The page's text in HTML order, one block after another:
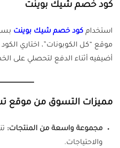
كود خصم شيك بوينت
استخدام كود خصم شيك بوينت
موقع “كل الكوبونات”، اختاري
أضيفيه أثناء الدفع لتحصلي على
مميزات التسوق من موقع
مجموعة واسعة من المنتجات:
والاحتياجات.